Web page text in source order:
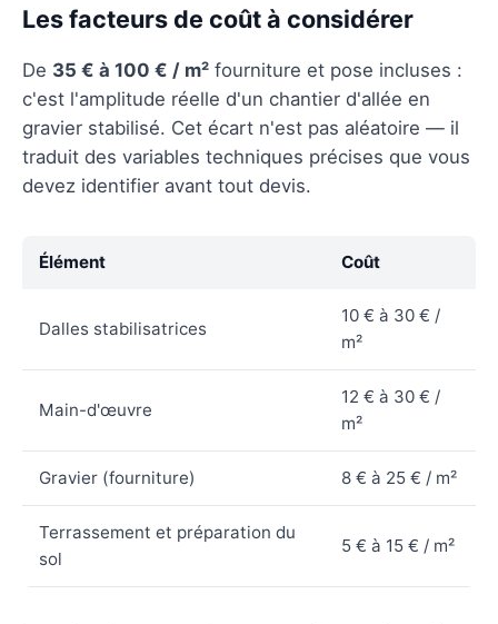
Les facteurs de coût à considérer
De 35 € à 100 € / m² fourniture et pose incluses :
c'est l'amplitude réelle d'un chantier d'allée en
gravier stabilisé. Cet écart n'est pas aléatoire — il
traduit des variables techniques précises que vous
devez identifier avant tout devis.
Élément Coût
Dalles stabilisatrices
10 € à 30 € /
m²
Main-d'œuvre
12 € à 30 € /
m²
Gravier (fourniture) 8 € à 25 € / m²
Terrassement et préparation du
sol
5 € à 15 € / m²